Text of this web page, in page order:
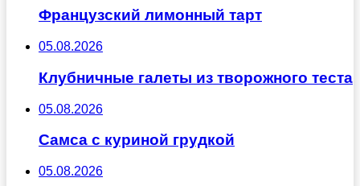
Французский лимонный тарт
05.08.2026
Клубничные галеты из творожного теста
05.08.2026
Самса с куриной грудкой
05.08.2026